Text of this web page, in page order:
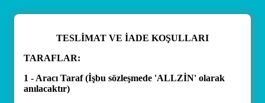
TESLİMAT VE İADE KOŞULLARI
TARAFLAR:
1 - Aracı Taraf (İşbu sözleşmede 'ALLZİN' olarak
anılacaktır)